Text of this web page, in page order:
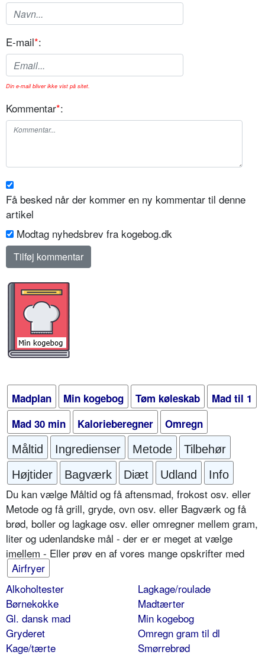
E-mail*:
Din e-mail bliver ikke vist på sitet.
Kommentar*:
Få besked når der kommer en ny kommentar til denne
artikel
Modtag nyhedsbrev fra kogebog.dk
Madplan Min kogebog Tøm køleskab
Mad til 1
Mad 30 min
Kalorieberegner Omregn
Måltid Ingredienser Metode
Tilbehør
Højtider
Bagværk Diæt Udland Info
Du kan vælge Måltid og få aftensmad, frokost osv. eller
Metode og få grill, gryde, ovn osv. eller Bagværk og få
brød, boller og lagkage osv. eller omregner mellem gram,
liter og udenlandske mål - der er er meget at vælge
imellem - Eller prøv en af vores mange opskrifter med
Airfryer
Alkoholtester
Børnekokke
Gl. dansk mad
Gryderet
Kage/tærte
Lagkage/roulade
Madtærter
Min kogebog
Omregn gram til dl
Smørrebrød